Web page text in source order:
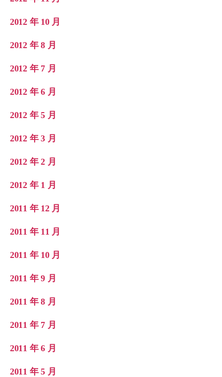
2012 年 10 月
2012 年 8 月
2012 年 7 月
2012 年 6 月
2012 年 5 月
2012 年 3 月
2012 年 2 月
2012 年 1 月
2011 年 12 月
2011 年 11 月
2011 年 10 月
2011 年 9 月
2011 年 8 月
2011 年 7 月
2011 年 6 月
2011 年 5 月